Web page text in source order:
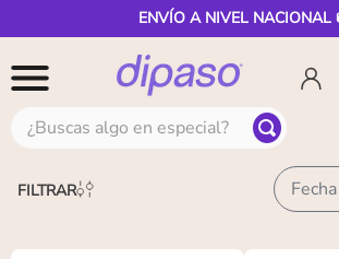
ENVÍO A NIVEL NACIONAL
¿Buscas algo en especial?
FILTRAR